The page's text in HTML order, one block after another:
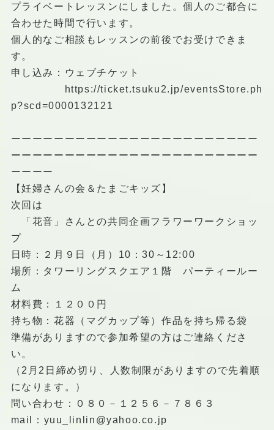
プライベートレッスンにしました。個人のご都合に
合わせた時間で行います。
個人的なご相談もレッスンの前後でお受けできま
す。
申し込み：ウェブチケット
https://ticket.tsuku2.jp/eventsStore.ph
p?scd=0000132121
ーーーーーーーーーーーーーーーーーーーーーーー
ーーーーーーーーーーーーーーーーーーーーーーー
ーーーー
【妊婦さんの会＆たまごキッズ】
次回は
「花音」さんとの共同企画フラワーワークショッ
プ
日時：２月９日（月）10：30～12:00
場所：タワーリングスクエア１階 パーティールー
ム
材料費：１２００円
持ち物：花器（マグカップ等）作品を持ち帰る袋
準備がありますので参加希望の方はご連絡くださ
い。
（2月2日締め切り、人数制限がありますので先着順
になります。）
問い合わせ：０８０－１２５６－７８６３
mail：yuu_linlin@yahoo.co.jp